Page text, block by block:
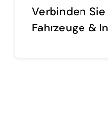
Verbinden
Fahrzeuge &